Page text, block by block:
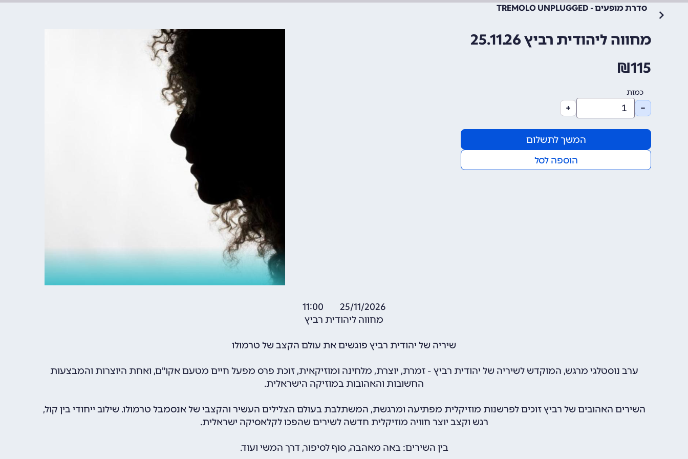
סדרת מופעים - TREMOLO UNPLUGGED
מחווה ליהודית רביץ 25.11.26
115
₪
כמות
המשך לתשלום
הוספה לסל
25/11/2026 11:00
מחווה ליהודית רביץ
שיריה של יהודית רביץ פוגשים את עולם הקצב של טרמולו
ערב נוסטלגי מרגש, המוקדש לשיריה של יהודית רביץ - זמרת, יוצרת, מלחינה ומוזיקאית, זוכת פרס מפעל חיים מטעם אקו"ם, ואחת היוצרות והמבצעות
החשובות והאהובות במוזיקה הישראלית.
השירים האהובים של רביץ זוכים לפרשנות מוזיקלית מפתיעה ומרגשת, המשתלבת בעולם הצלילים העשיר והקצבי של אנסמבל טרמולו. שילוב ייחודי בין קול,
רגש וקצב יוצר חוויה מוזיקלית חדשה לשירים שהפכו לקלאסיקה ישראלית.
בין השירים: באה מאהבה, סוף לסיפור, דרך המשי ועוד.